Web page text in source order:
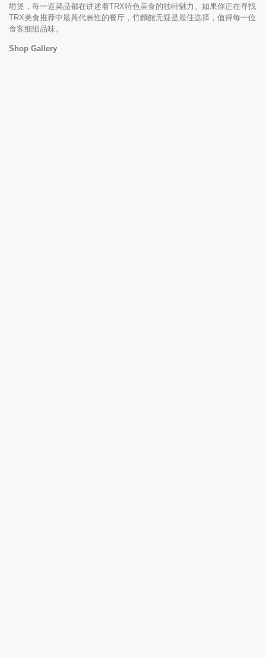
啦煲，每一道菜品都在讲述着TRX特色美食的独特魅力。如果你正在寻找
TRX美食推荐中最具代表性的餐厅，竹麵館无疑是最佳选择，值得每一位
食客细细品味。
Shop Gallery